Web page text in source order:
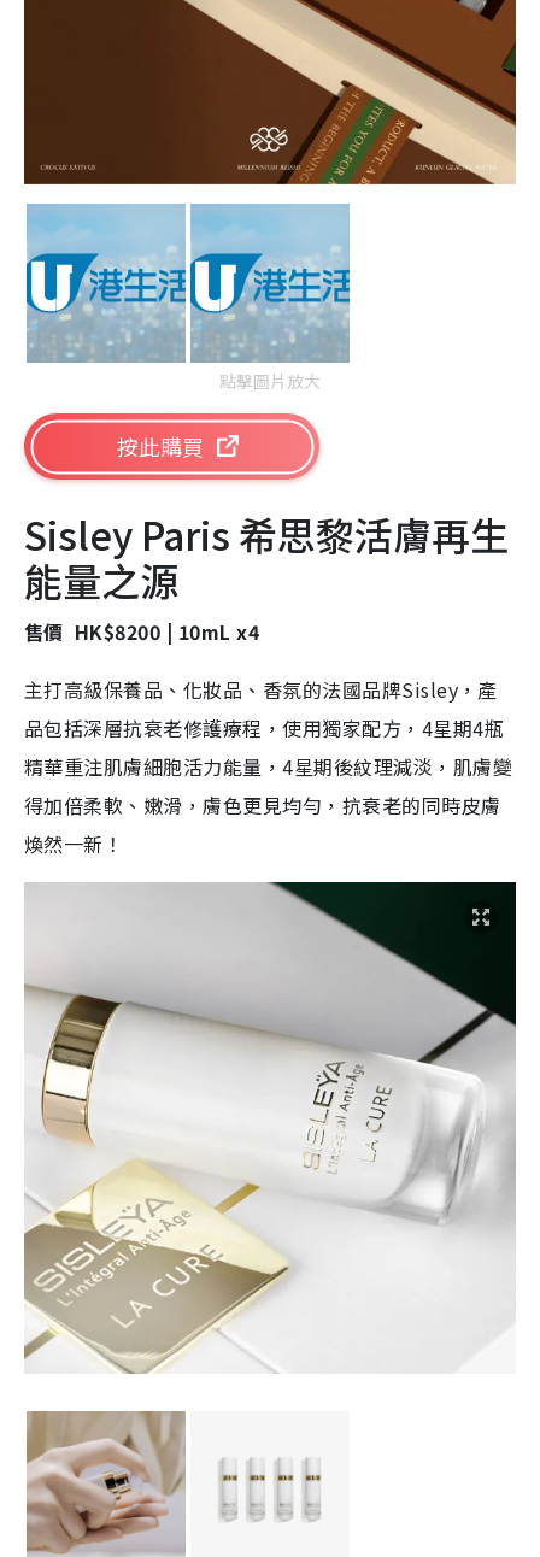
點擊圖片放大
按此購買
Sisley Paris 希思黎活膚再生
能量之源
售價 HK$8200 | 10mL x4
主打高級保養品、化妝品、香氛的法國品牌Sisley，產
品包括深層抗衰老修護療程，使用獨家配方，4星期4瓶
精華重注肌膚細胞活力能量，4星期後紋理減淡，肌膚變
得加倍柔軟、嫩滑，膚色更見均勻，抗衰老的同時皮膚
煥然一新！